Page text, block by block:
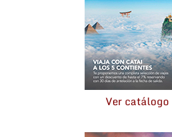
Ver catálogo